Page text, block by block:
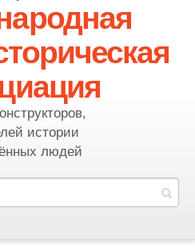
истории
людей